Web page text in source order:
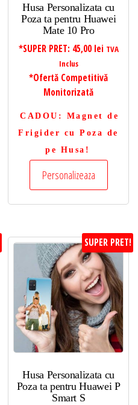
Husa Personalizata cu
Poza ta pentru Huawei
Mate 10 Pro
*SUPER PRET: 45,00 lei TVA
Inclus
*Ofertă Competitivă
Monitorizată
CADOU : Magnet de
Frigider cu Poza de
pe Husa!
Personalizeaza
SUPER PRET!
Husa Personalizata cu
Poza ta pentru Huawei P
Smart S